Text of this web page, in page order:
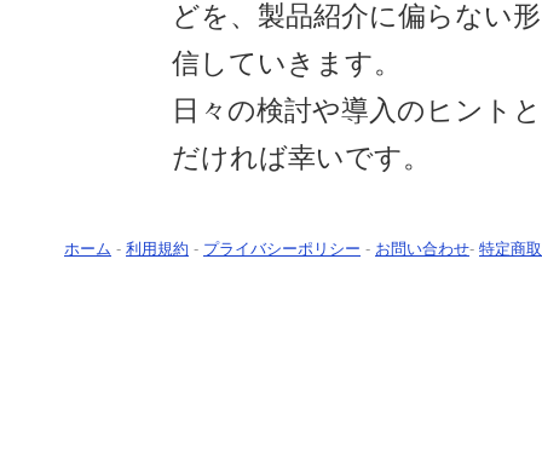
どを、製品紹介に偏らない
信していきます。
日々の検討や導入のヒント
だければ幸いです。
ホーム - 利用規約 - プライバシーポリシー - お問い合わせ- 特定商